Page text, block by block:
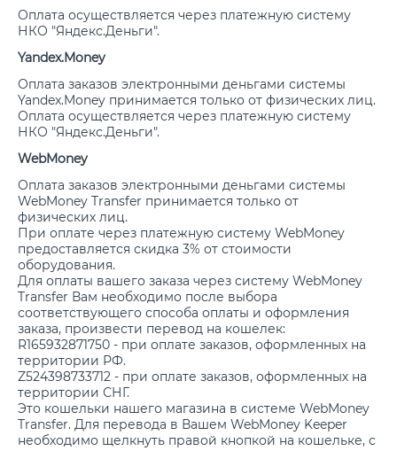
Оплата осуществляется через платежную систему
НКО "Яндекс.Деньги".
Yandex.Money
Оплата заказов электронными деньгами системы
Yandex.Money принимается только от физических лиц.
Оплата осуществляется через платежную систему
НКО "Яндекс.Деньги".
WebMoney
Оплата заказов электронными деньгами системы
WebMoney Transfer принимается только от
физических лиц.
При оплате через платежную систему WebMoney
предоставляется скидка 3% от стоимости
оборудования.
Для оплаты вашего заказа через систему WebMoney
Transfer Вам необходимо после выбора
соответствующего способа оплаты и оформления
заказа, произвести перевод на кошелек:
R165932871750 - при оплате заказов, оформленных на
территории РФ.
Z524398733712 - при оплате заказов, оформленных на
территории СНГ.
Это кошельки нашего магазина в системе WebMoney
Transfer. Для перевода в Вашем WebMoney Keeper
необходимо щелкнуть правой кнопкой на кошельке, с